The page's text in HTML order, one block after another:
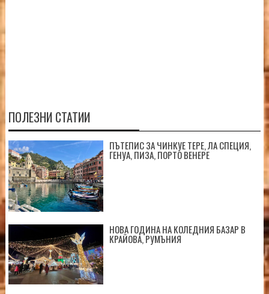
ПОЛЕЗНИ СТАТИИ
ПЪТЕПИС ЗА ЧИНКУЕ ТЕРЕ, ЛА СПЕЦИЯ,
ГЕНУА, ПИЗА, ПОРТО ВЕНЕРЕ
НОВА ГОДИНА НА КОЛЕДНИЯ БАЗАР В
КРАЙОВА, РУМЪНИЯ